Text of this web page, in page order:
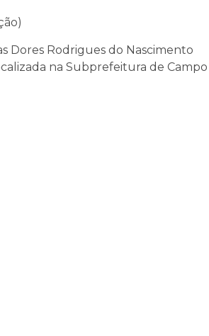
Dores Rodrigues do Nascimento
na Subprefeitura de Campo